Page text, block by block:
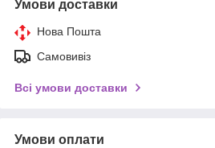
Умови доставки
Нова Пошта
Самовивіз
Всі умови доставки
Умови оплати